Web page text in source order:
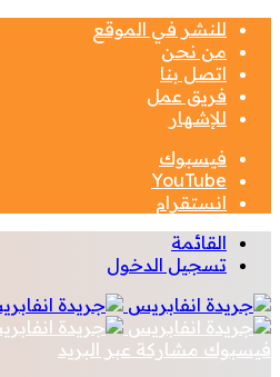
للنشر في الموقع
من نحن
اتصل بنا
فريق عمل
للإشهار
فيسبوك
‫YouTube
انستقرام
القائمة
تسجيل الدخول
فيسبوك مشاركة عبر البريد